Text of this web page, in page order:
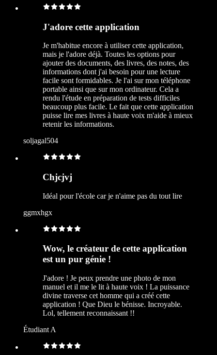
J'adore cette application
Je m'habitue encore à utiliser cette application,
mais je l'adore déjà. Toutes les options pour
ajouter des documents, des livres, des notes, des
informations dont j'ai besoin pour une lecture
facile sont formidables. Je l'ai sur mon téléphone
portable ainsi que sur mon ordinateur. Cela a
rendu l'étude en préparation de tests difficiles
beaucoup plus facile. Le fait que cette application
puisse lire mes livres à haute voix m'aide à mieux
retenir les informations.
soljagal504
Chjcjvj
Idéal pour l'école car je n'aime pas du tout lire
ggmxhgx
Wow, le créateur de cette application
est un pur génie !
J'adore ! Je peux prendre une photo de mon
manuel et il me le lit à haute voix ! La puissance
divine traverse cet homme qui a créé cette
application ! Que Dieu le bénisse. Incroyable.
Lol, tellement reconnaissant !!
Étudiant A